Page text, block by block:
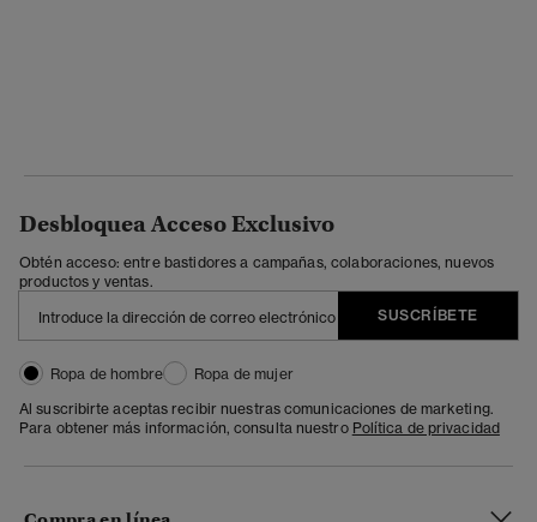
Desbloquea Acceso Exclusivo
Obtén acceso: entre bastidores a campañas, colaboraciones, nuevos
productos y ventas.
SUSCRÍBETE
Ropa de hombre
Ropa de mujer
Al suscribirte aceptas recibir nuestras comunicaciones de marketing.
Para obtener más información, consulta nuestro Política de privacidad